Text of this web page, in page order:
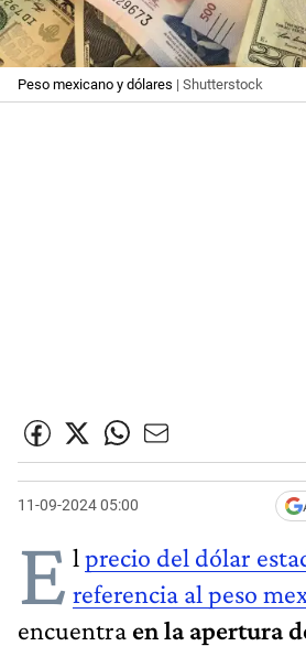
Peso mexicano y dólares | Shutterstock
11-09-2024 05:00
E l precio del dólar
referencia al peso
encuentra en la apertura